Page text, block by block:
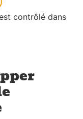
contrôlé dans